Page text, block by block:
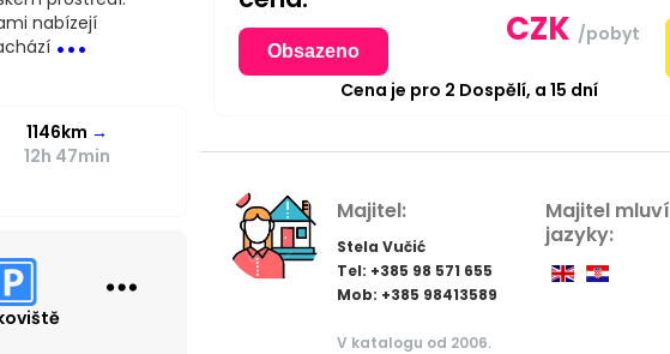
nabízejí
...
1146km →
12h 47min
Obsazeno
CZK /pobyt
Cena je pro 2 Dospělí, a15 dní
Majitel:
Stela Vučić
Tel: +385 98 571 655
Mob: +385 98413589
V katalogu od 2006.
Majitel mluví
jazyky: